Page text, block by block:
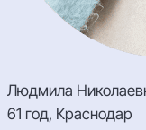
Людмила
61 год, Краснодар